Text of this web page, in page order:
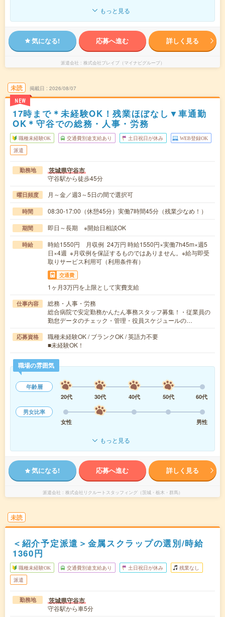
もっと見る
気になる! 応募へ進む 詳しく見る
派遣会社 株式会社ブレイブ（マイナビグループ）
未読
NEW
掲載日 2026/08/07
17時まで＊未経験OK！残業ほぼなし▼車通勤
OK＊守谷での総務・人事・労務
職種未経験OK 交通費別途支給あり 土日祝日が休み WEB登録OK
派遣
勤務地 茨城県守谷市
守谷駅から徒歩45分
曜日頻度 月～金／週3～5日の間で選択可
時間 08:30-17:00（休憩45分）実働7時間45分（残業少なめ！）
期間 即日～長期 ※開始日相談OK
時給
時給1550円 月収例 24万円 時給1550円×実働7h45m×週5
日×4週 ※月収例を保証するものではありません。※給与即受
取りサービス利用可（利用条件有）
交通費
1ヶ月3万円を上限として実費支給
仕事内容
総務・人事・労務
総合病院で安定勤務かんたん事務スタッフ募集！・従業員の
勤怠データのチェック・管理・役員スケジュールの…
応募資格
職種未経験OK / ブランクOK / 英語力不要
■未経験OK！
職場の雰囲気
年齢層
20代
30代 40代 50代
60代
男女比率
女性
男性
もっと見る
気になる! 応募へ進む 詳しく見る
派遣会社 株式会社リクルートスタッフィング（茨城・栃木・群馬）
未読
＜紹介予定派遣＞金属スクラップの選別/時給
1360円
職種未経験OK 交通費別途支給あり 土日祝日が休み 残業なし
派遣
勤務地 茨城県守谷市
守谷駅から車5分